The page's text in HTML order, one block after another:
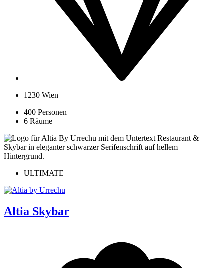
1230 Wien
400 Personen
6 Räume
ULTIMATE
Altia Skybar